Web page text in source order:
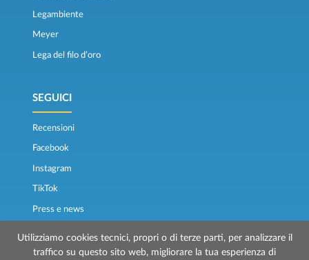
Legambiente
Meyer
Lega del filo d’oro
SEGUICI
Recensioni
Facebook
Instagram
TikTok
Press e news
Utilizziamo cookies tecnici, propri o di terze parti, per analizzare il
traffico su questo sito web, migliorare la tua esperienza di